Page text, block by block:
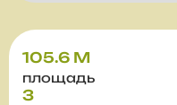
105.6 М
площадь
3